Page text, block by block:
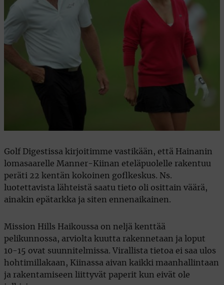
Golf Digestissa kirjoitimme vastikään, että Hainanin
lomasaarelle Manner-Kiinan eteläpuolelle rakentuu
peräti 22 kentän kokoinen goflkeskus. Ns.
luotettavista lähteistä saatu tieto oli osittain väärä,
ainakin epätarkka ja siten ennenaikainen.
Mission Hills Haikoussa on neljä kenttää
pelikunnossa, arviolta kuutta rakennetaan ja loput
10-15 ovat suunnitelmissa. Virallista tietoa ei saa ulos
hohtimillakaan, Kiinassa aivan kaikki maanhallintaan
ja rakentamiseen liittyvät paperit kun eivät ole